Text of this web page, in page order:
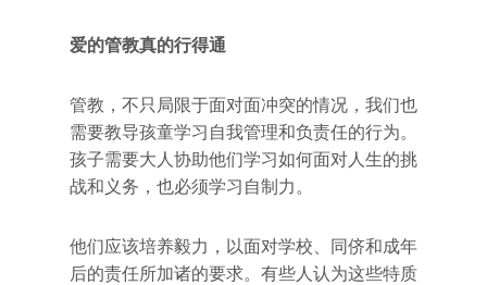
爱的管教真的行得通
管教，不只局限于面对面冲突的情况，我们也
需要教导孩童学习自我管理和负责任的行为。
孩子需要大人协助他们学习如何面对人生的挑
战和义务，也必须学习自制力。
他们应该培养毅力，以面对学校、同侪和成年
后的责任所加诸的要求。有些人认为这些特质